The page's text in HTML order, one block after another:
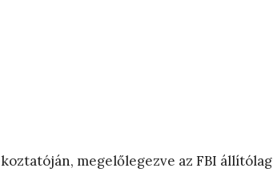
megelőlegezve az FBI állítólag